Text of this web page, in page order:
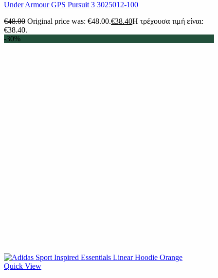
Under Armour GPS Pursuit 3 3025012-100
€48.00 Original price was: €48.00.€38.40Η τρέχουσα τιμή είναι:
€38.40.
-30%
Quick View